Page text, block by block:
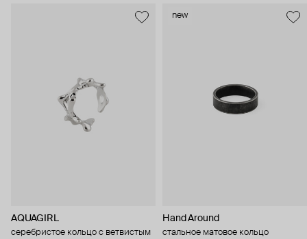
AQUAGIRL
серебристое кольцо с ветвистым
new
Hand Around
стальное матовое кольцо